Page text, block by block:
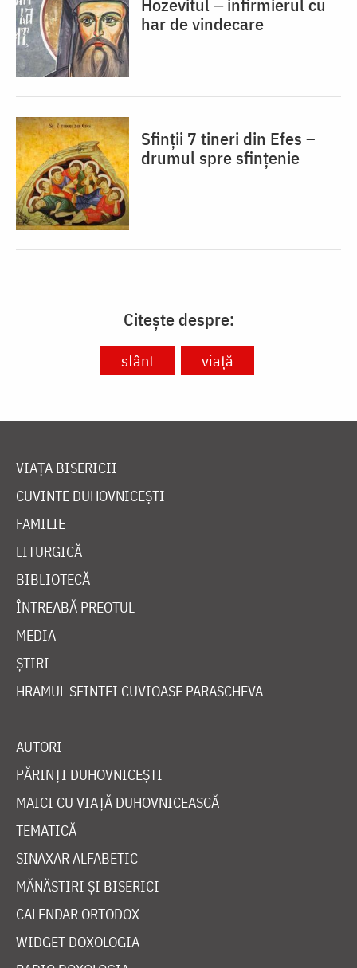
har de vindecare
Sfinții 7 tineri din Efes –
drumul spre sfințenie
Citește despre:
sfânt viață
VIAȚA BISERICII
CUVINTE DUHOVNICEȘTI
FAMILIE
LITURGICĂ
BIBLIOTECĂ
ÎNTREABĂ PREOTUL
MEDIA
ȘTIRI
HRAMUL SFINTEI CUVIOASE PARASCHEVA
AUTORI
PĂRINȚI DUHOVNICEȘTI
MAICI CU VIAȚĂ DUHOVNICEASCĂ
TEMATICĂ
SINAXAR ALFABETIC
MĂNĂSTIRI ȘI BISERICI
CALENDAR ORTODOX
WIDGET DOXOLOGIA